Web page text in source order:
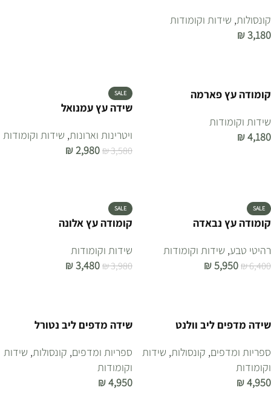
קונסולות, שידות וקומודות
₪3,180
קומודה עץ פארמה
שידות וקומודות
₪4,180
SALE
שידה עץ עמנואל
ויטרינות וארונות, שידות וקומודות
₪3,580
₪2,980
SALE
קומודה עץ נבאדה
רהיטי טבע, שידות וקומודות
₪6,400
₪5,950
SALE
קומודה עץ אלונה
שידות וקומודות
₪3,980
₪3,480
שידה מדפים ליב וולנט
ספריות ומדפים, קונסולות, שידות
וקומודות
₪4,950
שידה מדפים ליב נטורל
ספריות ומדפים, קונסולות, שידות
וקומודות
₪4,950